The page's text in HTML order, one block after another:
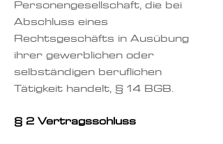
Personengesellschaft, die bei
Abschluss eines
Rechtsgeschäfts in Ausübung
ihrer gewerblichen oder
selbständigen beruflichen
Tätigkeit handelt, § 14 BGB.
§ 2 Vertragsschluss